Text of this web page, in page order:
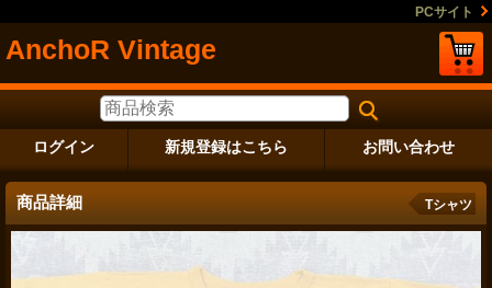
PCサイト
AnchoR Vintage
ログイン 新規登録はこちら お問い合わせ
商品詳細 Tシャツ